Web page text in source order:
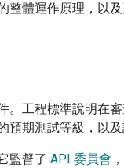
整體運作原理，以
。工程標準說明在
期測試等級，以
監督了 API 委員會